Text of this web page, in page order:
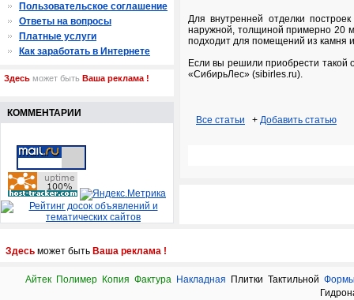
Для внутренней отделки
наружной, толщиной примерно 20
подходит для помещений из камня
Если вы решили приобрести такой
«СибирьЛес» (sibirles.ru).
Все статьи + Добавить статью
Пользовательское соглашение
Ответы на вопросы
Платные услуги
Как заработать в Интернете
Здесь может быть Ваша реклама !
КОММЕНТАРИИ
Здесь может быть Ваша реклама !
Айтек Полимер Копия Фактура Накладная Плитки Тактильной